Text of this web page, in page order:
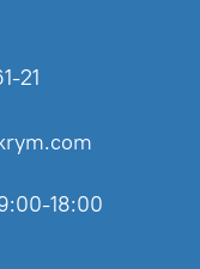
21
18:00